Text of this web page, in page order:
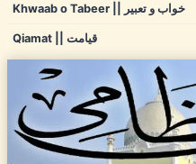
Khwaab o Tabeer || خواب و تعبیر
Qiamat || قیامت